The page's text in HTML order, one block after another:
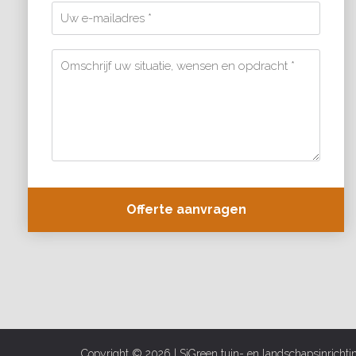
Copyright © 2026 | SiGreen tuin- en